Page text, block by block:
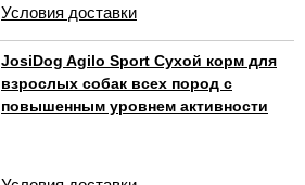
Условия доставки
JosiDog Agilo Sport Сухой корм для
взрослых собак всех пород с
повышенным уровнем активности